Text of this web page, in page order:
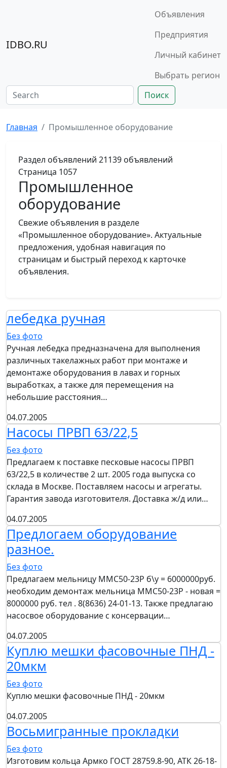
IDBO.RU
Объявления
Предприятия
Личный кабинет
Выбрать регион
Поиск
Главная Промышленное оборудование
Раздел объявлений 21139 объявлений
Страница 1057
Промышленное
оборудование
Свежие объявления в разделе
«Промышленное оборудование». Актуальные
предложения, удобная навигация по
страницам и быстрый переход к карточке
объявления.
лебедка ручная
Без фото
Ручная лебедка предназначена для выполнения
различных такелажных работ при монтаже и
демонтаже оборудования в лавах и горных
выработках, а также для перемещения на
небольшие расстояния…
04.07.2005
Насосы ПРВП 63/22,5
Без фото
Предлагаем к поставке песковые насосы ПРВП
63/22,5 в количестве 2 шт. 2005 года выпуска со
склада в Москве. Поставляем насосы и агрегаты.
Гарантия завода изготовителя. Доставка ж/д или…
04.07.2005
Предлогаем оборудование
разное.
Без фото
Предлагаем мельницу ММС50-23Р б\у = 6000000руб.
необходим демонтаж мельница ММС50-23Р - новая =
8000000 руб. тел . 8(8636) 24-01-13. Также предлагаю
насосвое оборудование с консервации…
04.07.2005
Куплю мешки фасовочные ПНД -
20мкм
Без фото
Куплю мешки фасовочные ПНД - 20мкм
04.07.2005
Восьмигранные прокладки
Без фото
Изготовим кольца Армко ГОСТ 28759.8-90, АТК 26-18-